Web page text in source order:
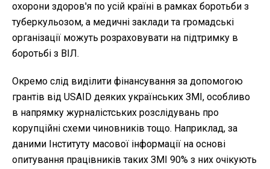
охорони здоров'я по усій країні в рамках боротьби з
туберкульозом, а медичні заклади та громадські
організації можуть розраховувати на підтримку в
боротьбі з ВІЛ.
Окремо слід виділити фінансування за допомогою
грантів від USAID деяких українських ЗМІ, особливо
в напрямку журналістських розслідувань про
корупційні схеми чиновників тощо. Наприклад, за
даними Інституту масової інформації на основі
опитування працівників таких ЗМІ 90% з них очікують